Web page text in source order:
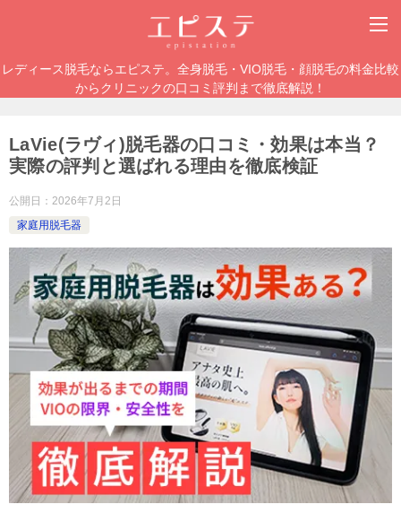
レディース脱毛ならエピステ。全身脱毛・VIO脱毛・顔脱毛の料金比較
からクリニックの口コミ評判まで徹底解説！
LaVie(ラヴィ)脱毛器の口コミ・効果は本当？
実際の評判と選ばれる理由を徹底検証
公開日： 2026年7月2日
家庭用脱毛器